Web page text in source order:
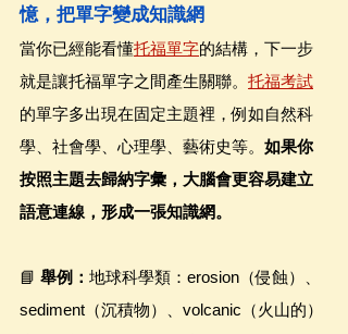
憶，把單字變成知識網
當你已經能看懂托福單字的結構，下一步
就是讓托福單字之間產生關聯。 托福考試
的單字多出現在固定主題裡，例如自然科
學、社會學、心理學、藝術史等。 如果你
按照主題去歸納字彙，大腦會更容易建立
語意連線，形成一張知識網。
📘 舉例： 地球科學類：erosion（侵蝕）、
sediment（沉積物）、volcanic（火山的）